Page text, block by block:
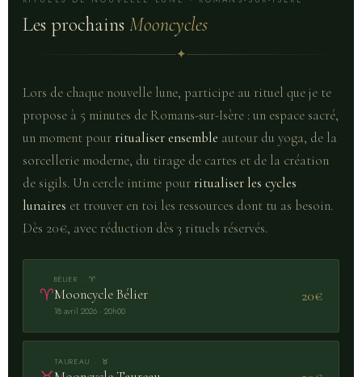
Les prochains Mooncycles
✦
Lors de chaque nouvelle lune, participe au rituel que je te
propose à 5 minutes de Romans-sur-Isère : un espace sacré,
un moment pourritualiser ensemble autour du yoga, de la
sorcellerie moderne, du tirage de cartes et de la création
de sigils. Un cercle intime pourritualiser les cycles
lunaires et trouver en toi les ressources dont tu as besoin.
Dès 20€, avec réduction dès 3 rituels réservés.
♈
BÉLIER · ♈
Mooncycle Bélier
18 avril 2026 · 20h00
20€
TAUREAU · ♉